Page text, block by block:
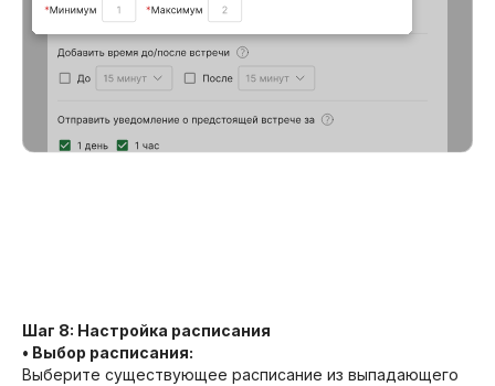
Шаг 8: Настройка расписания
• Выбор расписания:
Выберите существующее расписание из выпадающего